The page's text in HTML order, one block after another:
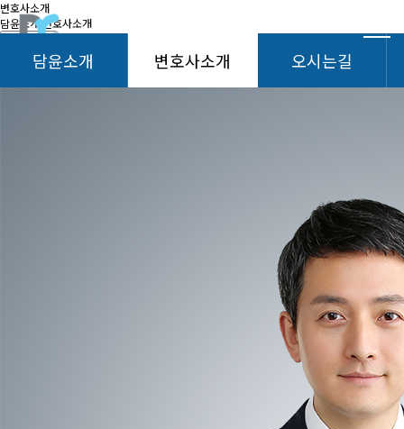
변호사소개
담윤소개변호사소개
담윤소개 변호사소개 오시는길
변호사소개